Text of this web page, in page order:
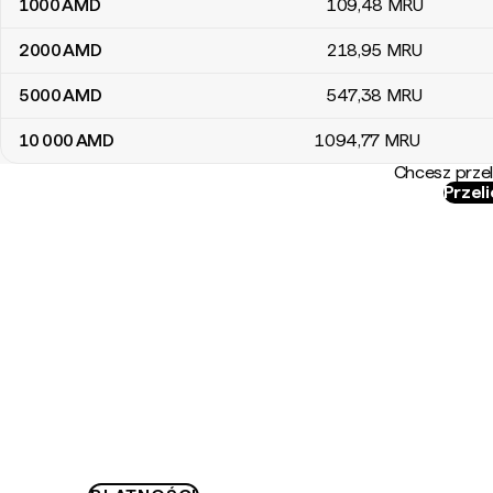
1000AMD 109,48 MRU
2000AMD 218,95 MRU
5000AMD 547,38 MRU
10 000AMD 1094,77 MRU
Chcesz